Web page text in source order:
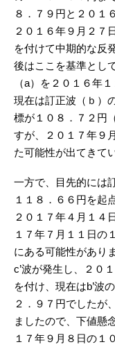
８．７９円と２０１
２０１６年９月２
を付けて中期的な反
後はここを基準とし
（a）を２０１６年
現在は訂正波（ｂ）
標が１０８．７２円
すが、２０１７年９
た可能性が出てきて
一方で、目先的には
１１８．６６円を起
２０１７年４月１４
１７年７月１１日の
にある可能性があり
c’波が発生し、２０
を付け、現在はb’波
２．９７円でしたが
ましたので、下値懸
１７年９月８日の１